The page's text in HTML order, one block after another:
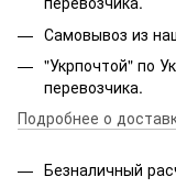
Самовывоз из
"Укрпочтой" по
перевозчика.
Подробнее о
Безналичный